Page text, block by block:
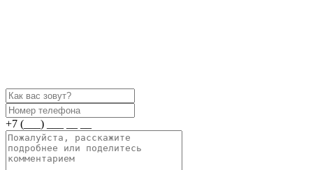
+7 (___) ___ __ __